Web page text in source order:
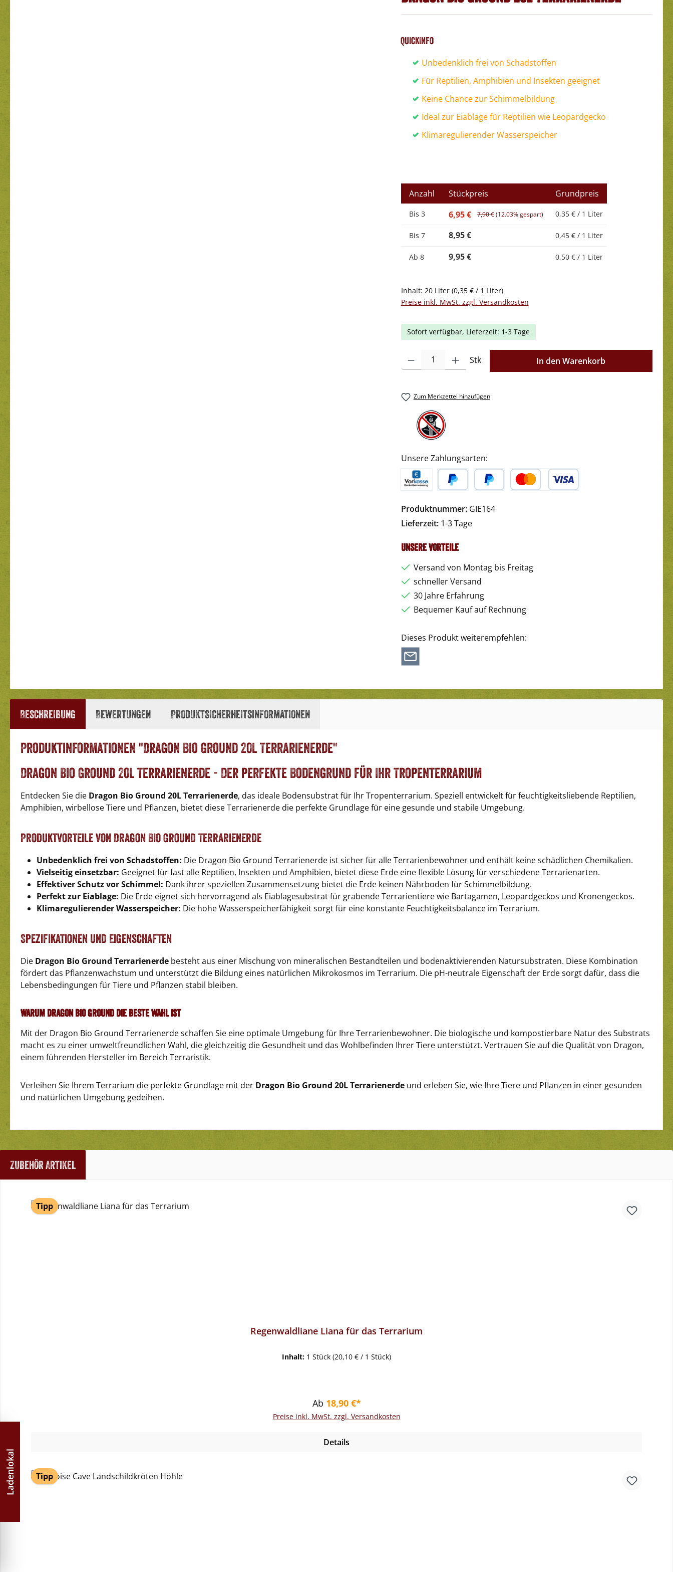
QuickInfo
Unbedenklich frei von Schadstoffen
Für Reptilien, Amphibien und Insekten geeignet
Keine Chance zur Schimmelbildung
Ideal zur Eiablage für Reptilien wie Leopardgecko
Klimaregulierender Wasserspeicher
Anzahl Stückpreis Grundpreis
Bis 3 6,95 € 7,90 € (12.03% gespart) 0,35 € / 1 Liter
Bis 7 8,95 € 0,45 € / 1 Liter
Ab 8 9,95 € 0,50 € / 1 Liter
Inhalt: 20 Liter (0,35 € / 1 Liter)
Preise inkl. MwSt. zzgl. Versandkosten
Sofort verfügbar, Lieferzeit: 1-3 Tage
Produkt Anzahl: Gib den gewünschten Wert ein oder benutze die
Stk In den Warenkorb
Zum Merkzettel hinzufügen
Unsere Zahlungsarten:
Produktnummer: GIE164
Lieferzeit: 1-3 Tage
Unsere Vorteile
Versand von Montag bis Freitag
schneller Versand
30 Jahre Erfahrung
Bequemer Kauf auf Rechnung
Dieses Produkt weiterempfehlen:
Beschreibung Bewertungen Produktsicherheitsinformationen
Produktinformationen "Dragon Bio Ground 20L Terrarienerde"
Dragon Bio Ground 20L Terrarienerde - Der perfekte Bodengrund für Ihr Tropenterrarium
Entdecken Sie die Dragon Bio Ground 20L Terrarienerde, das ideale Bodensubstrat für Ihr Tropenterrarium. Speziell entwickelt für feuchtigkeitsliebende Reptilien,
Amphibien, wirbellose Tiere und Pflanzen, bietet diese Terrarienerde die perfekte Grundlage für eine gesunde und stabile Umgebung.
Produktvorteile von Dragon Bio Ground Terrarienerde
Unbedenklich frei von Schadstoffen: Die Dragon Bio Ground Terrarienerde ist sicher für alle Terrarienbewohner und enthält keine schädlichen Chemikalien.
Vielseitig einsetzbar: Geeignet für fast alle Reptilien, Insekten und Amphibien, bietet diese Erde eine flexible Lösung für verschiedene Terrarienarten.
Effektiver Schutz vor Schimmel: Dank ihrer speziellen Zusammensetzung bietet die Erde keinen Nährboden für Schimmelbildung.
Perfekt zur Eiablage: Die Erde eignet sich hervorragend als Eiablagesubstrat für grabende Terrarientiere wie Bartagamen, Leopardgeckos und Kronengeckos.
Klimaregulierender Wasserspeicher: Die hohe Wasserspeicherfähigkeit sorgt für eine konstante Feuchtigkeitsbalance im Terrarium.
Spezifikationen und Eigenschaften
Die Dragon Bio Ground Terrarienerde besteht aus einer Mischung von mineralischen Bestandteilen und bodenaktivierenden Natursubstraten. Diese Kombination
fördert das Pflanzenwachstum und unterstützt die Bildung eines natürlichen Mikrokosmos im Terrarium. Die pH-neutrale Eigenschaft der Erde sorgt dafür, dass die
Lebensbedingungen für Tiere und Pflanzen stabil bleiben.
Warum Dragon Bio Ground die beste Wahl ist
Mit der Dragon Bio Ground Terrarienerde schaffen Sie eine optimale Umgebung für Ihre Terrarienbewohner. Die biologische und kompostierbare Natur des Substrats
macht es zu einer umweltfreundlichen Wahl, die gleichzeitig die Gesundheit und das Wohlbefinden Ihrer Tiere unterstützt. Vertrauen Sie auf die Qualität von Dragon,
einem führenden Hersteller im Bereich Terraristik.
Verleihen Sie Ihrem Terrarium die perfekte Grundlage mit der Dragon Bio Ground 20L Terrarienerde und erleben Sie, wie Ihre Tiere und Pflanzen in einer gesunden
und natürlichen Umgebung gedeihen.
Zubehör Artikel
Produktgalerie überspringen
Tipp
Regenwaldliane Liana für das Terrarium
Inhalt: 1 Stück (20,10 € / 1 Stück)
Regulärer Preis:
Ab 18,90 €*
Preise inkl. MwSt. zzgl. Versandkosten
Details
Tipp
Ladenlokal